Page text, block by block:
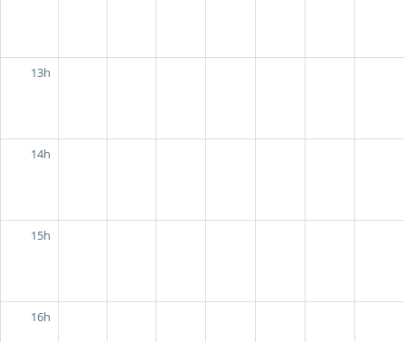
13h
14h
15h
16h